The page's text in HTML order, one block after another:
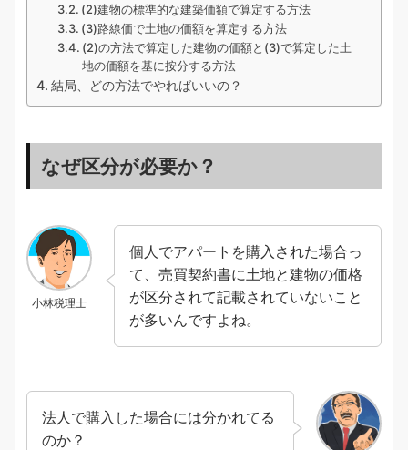
(2)建物の標準的な建築価額で算定する方法
(3)路線価で土地の価額を算定する方法
(2)の方法で算定した建物の価額と(3)で算定した土
地の価額を基に按分する方法
結局、どの方法でやればいいの？
なぜ区分が必要か？
小林税理士
個人でアパートを購入された場合っ
て、売買契約書に土地と建物の価格
が区分されて記載されていないこと
が多いんですよね。
法人で購入した場合には分かれてる
のか？